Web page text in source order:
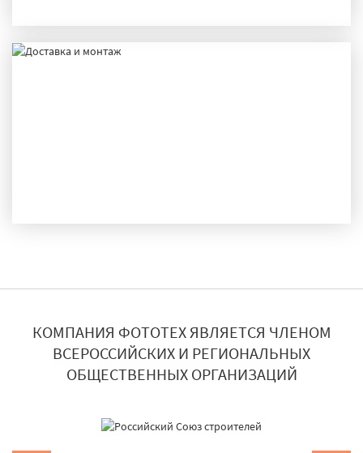
КОМПАНИЯ ФОТОТЕХ ЯВЛЯЕТСЯ ЧЛЕНОМ
ВСЕРОССИЙСКИХ И РЕГИОНАЛЬНЫХ
ОБЩЕСТВЕННЫХ ОРГАНИЗАЦИЙ